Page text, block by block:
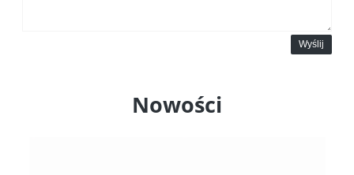
Wyślij
Nowości